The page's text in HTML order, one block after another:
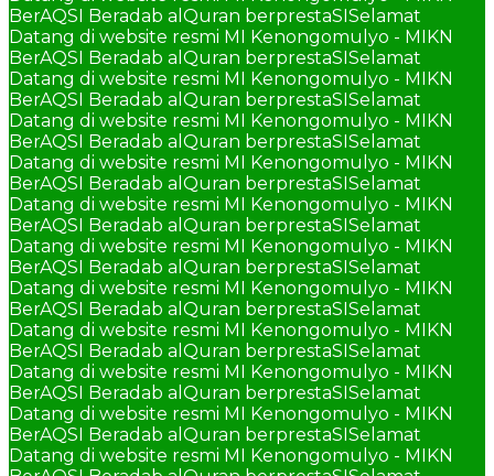
BerAQSI Beradab alQuran berprestaSISelamat
Datang di website resmi MI Kenongomulyo - MIKN
BerAQSI Beradab alQuran berprestaSISelamat
Datang di website resmi MI Kenongomulyo - MIKN
BerAQSI Beradab alQuran berprestaSISelamat
Datang di website resmi MI Kenongomulyo - MIKN
BerAQSI Beradab alQuran berprestaSISelamat
Datang di website resmi MI Kenongomulyo - MIKN
BerAQSI Beradab alQuran berprestaSISelamat
Datang di website resmi MI Kenongomulyo - MIKN
BerAQSI Beradab alQuran berprestaSISelamat
Datang di website resmi MI Kenongomulyo - MIKN
BerAQSI Beradab alQuran berprestaSISelamat
Datang di website resmi MI Kenongomulyo - MIKN
BerAQSI Beradab alQuran berprestaSISelamat
Datang di website resmi MI Kenongomulyo - MIKN
BerAQSI Beradab alQuran berprestaSISelamat
Datang di website resmi MI Kenongomulyo - MIKN
BerAQSI Beradab alQuran berprestaSISelamat
Datang di website resmi MI Kenongomulyo - MIKN
BerAQSI Beradab alQuran berprestaSISelamat
Datang di website resmi MI Kenongomulyo - MIKN